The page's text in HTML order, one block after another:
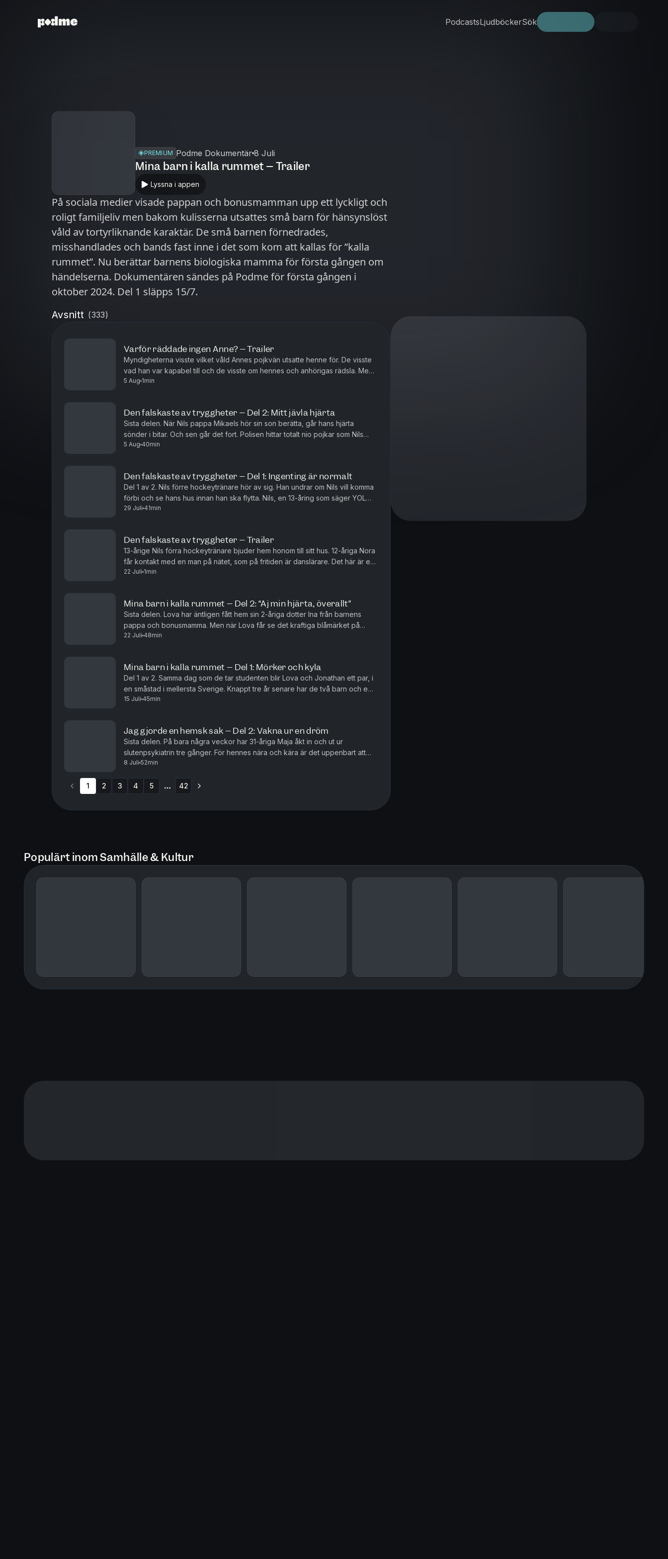
PodcastsLjudböckerSök
PREMIUM Podme Dokumentär 8 Juli
Mina barn i kalla rummet – Trailer
Lyssna i appen
På sociala medier visade pappan och bonusmamman upp ett lyckligt och
roligt familjeliv men bakom kulisserna utsattes små barn för hänsynslöst
våld av tortyrliknande karaktär. De små barnen förnedrades,
misshandlades och bands fast inne i det som kom att kallas för ”kalla
rummet”. Nu berättar barnens biologiska mamma för första gången om
händelserna. Dokumentären sändes på Podme för första gången i
oktober 2024. Del 1 släpps 15/7.
Avsnitt (333)
Varför räddade ingen Anne? – Trailer
Myndigheterna visste vilket våld Annes pojkvän utsatte henne för. De visste
vad han var kapabel till och de visste om hennes och anhörigas rädsla. Men
trots det, klarade samhället inte av att skydda h...
5 Aug 1min
Den falskaste av tryggheter – Del 2: Mitt jävla hjärta
Sista delen. När Nils pappa Mikaels hör sin son berätta, går hans hjärta
sönder i bitar. Och sen går det fort. Polisen hittar totalt nio pojkar som Nils
förra tränare Arvid haft kontakt med. Arvid har...
5 Aug 40min
Den falskaste av tryggheter – Del 1: Ingenting är normalt
Del 1 av 2. Nils förre hockeytränare hör av sig. Han undrar om Nils vill komma
förbi och se hans hus innan han ska flytta. Nils, en 13-åring som säger YOLO
och ja till det mesta, hänger på. Men där i ...
29 Juli 41min
Den falskaste av tryggheter – Trailer
13-årige Nils förra hockeytränare bjuder hem honom till sitt hus. 12-åriga Nora
får kontakt med en man på nätet, som på fritiden är danslärare. Det här är en
berättelse om två olika fall. Om två barn,...
22 Juli 1min
Mina barn i kalla rummet – Del 2: “Aj min hjärta, överallt”
Sista delen. Lova har äntligen fått hem sin 2-åriga dotter Ina från barnens
pappa och bonusmamma. Men när Lova får se det kraftiga blåmärket på
baksidan av dotterns lår blir oron för den 4-årige sonen...
22 Juli 48min
Mina barn i kalla rummet – Del 1: Mörker och kyla
Del 1 av 2. Samma dag som de tar studenten blir Lova och Jonathan ett par, i
en småstad i mellersta Sverige. Knappt tre år senare har de två barn och en
stor lägenhet, men de är ingen lycklig familj. ...
15 Juli 45min
Jag gjorde en hemsk sak – Del 2: Vakna ur en dröm
Sista delen. På bara några veckor har 31-åriga Maja åkt in och ut ur
slutenpsykiatrin tre gånger. För hennes nära och kära är det uppenbart att
hon inte är sig själv, utan befinner sig i en psykos. Me...
8 Juli 52min
1 2 3 4 5 42
Populärt inom Samhälle & Kultur